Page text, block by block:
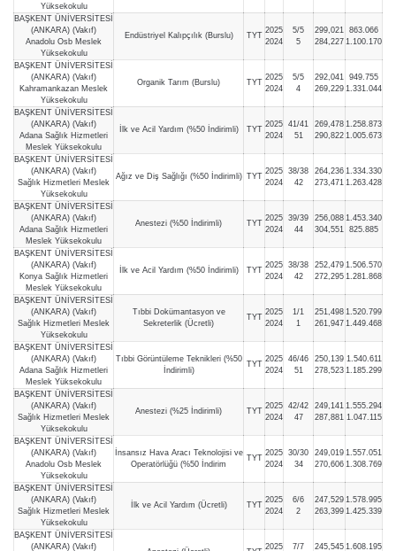
Yüksekokulu
BAŞKENT ÜNİVERSİTESİ
(ANKARA) (Vakıf)
Anadolu Osb Meslek
Yüksekokulu
Endüstriyel Kalıpçılık (Burslu) TYT
2025
2024
5/5
5
299,021
284,227
863.066
1.100.170
BAŞKENT ÜNİVERSİTESİ
(ANKARA) (Vakıf)
Kahramankazan Meslek
Yüksekokulu
Organik Tarım (Burslu) TYT
2025
2024
5/5
4
292,041
269,229
949.755
1.331.044
BAŞKENT ÜNİVERSİTESİ
(ANKARA) (Vakıf)
Adana Sağlık Hizmetleri
Meslek Yüksekokulu
İlk ve Acil Yardım (%50 İndirimli) TYT
2025
2024
41/41
51
269,478
290,822
1.258.873
1.005.673
BAŞKENT ÜNİVERSİTESİ
(ANKARA) (Vakıf)
Sağlık Hizmetleri Meslek
Yüksekokulu
Ağız ve Diş Sağlığı (%50 İndirimli) TYT
2025
2024
38/38
42
264,236
273,471
1.334.330
1.263.428
BAŞKENT ÜNİVERSİTESİ
(ANKARA) (Vakıf)
Adana Sağlık Hizmetleri
Meslek Yüksekokulu
Anestezi (%50 İndirimli) TYT
2025
2024
39/39
44
256,088
304,551
1.453.340
825.885
BAŞKENT ÜNİVERSİTESİ
(ANKARA) (Vakıf)
Konya Sağlık Hizmetleri
Meslek Yüksekokulu
İlk ve Acil Yardım (%50 İndirimli) TYT
2025
2024
38/38
42
252,479
272,295
1.506.570
1.281.868
BAŞKENT ÜNİVERSİTESİ
(ANKARA) (Vakıf)
Sağlık Hizmetleri Meslek
Yüksekokulu
Tıbbi Dokümantasyon ve
Sekreterlik (Ücretli)
TYT
2025
2024
1/1
1
251,498
261,947
1.520.799
1.449.468
BAŞKENT ÜNİVERSİTESİ
(ANKARA) (Vakıf)
Adana Sağlık Hizmetleri
Meslek Yüksekokulu
Tıbbi Görüntüleme Teknikleri (%50
İndirimli)
TYT
2025
2024
46/46
51
250,139
278,523
1.540.611
1.185.299
BAŞKENT ÜNİVERSİTESİ
(ANKARA) (Vakıf)
Sağlık Hizmetleri Meslek
Yüksekokulu
Anestezi (%25 İndirimli) TYT
2025
2024
42/42
47
249,141
287,881
1.555.294
1.047.115
BAŞKENT ÜNİVERSİTESİ
(ANKARA) (Vakıf)
Anadolu Osb Meslek
Yüksekokulu
İnsansız Hava Aracı Teknolojisi ve
Operatörlüğü (%50 İndirim
TYT
2025
2024
30/30
34
249,019
270,606
1.557.051
1.308.769
BAŞKENT ÜNİVERSİTESİ
(ANKARA) (Vakıf)
Sağlık Hizmetleri Meslek
Yüksekokulu
İlk ve Acil Yardım (Ücretli) TYT
2025
2024
6/6
2
247,529
263,399
1.578.995
1.425.339
BAŞKENT ÜNİVERSİTESİ
(ANKARA) (Vakıf)
2025
7/7
245,545 1.608.195